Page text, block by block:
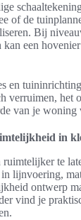
of de
Bij
kan een
en
verruimen, het
van je woning
in
te
lijnvoering,
ontwerp
vind je